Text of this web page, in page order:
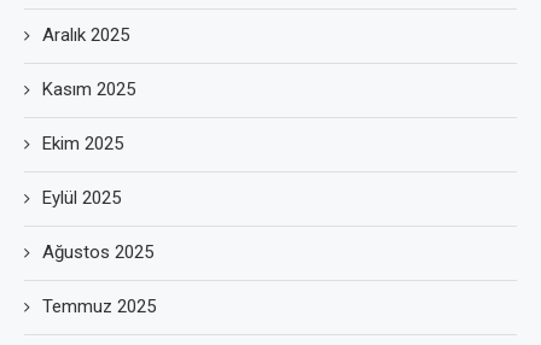
Aralık 2025
Kasım 2025
Ekim 2025
Eylül 2025
Ağustos 2025
Temmuz 2025